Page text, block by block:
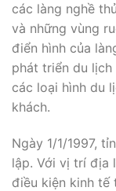
các làng nghề
và những vùng
điển hình của
phát triển du
các loại hình du
khách.
Ngày 1/1/1997,
lập. Với vị trí địa
điều kiện kinh tế